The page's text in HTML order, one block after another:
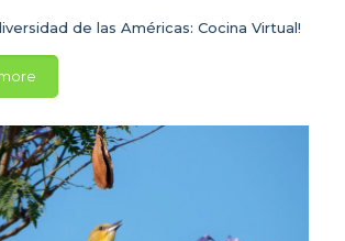
de las Américas: Cocina Virtual!